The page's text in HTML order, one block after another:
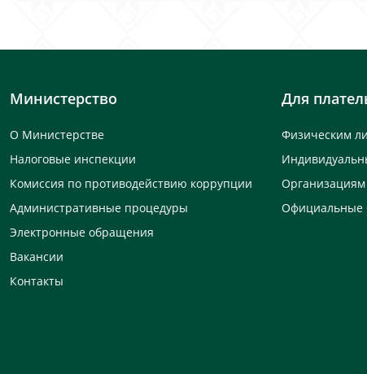
Министерство
О Министерстве
Налоговые инспекции
Комиссия по противодействию коррупции
Административные процедуры
Электронные обращения
Вакансии
Контакты
Для
Физическим
Организациям
Официальные